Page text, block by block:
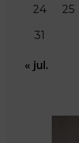
24
25
31
« jul.